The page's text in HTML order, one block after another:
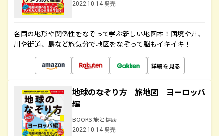
2022.10.14 発売
各国の地形や関係性をなぞって学ぶ新しい地図本！国境や州、
川や街道、島など旅気分で地図をなぞって脳もイキイキ！
詳細を見る
地球のなぞり方 旅地図 ヨーロッパ
編
BOOKS 旅と健康
2022.10.14 発売